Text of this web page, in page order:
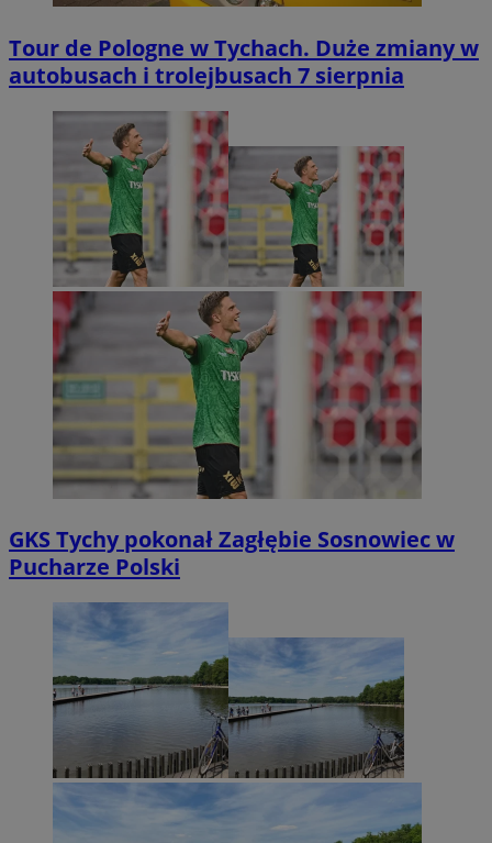
Tour de Pologne w Tychach. Duże zmiany w
autobusach i trolejbusach 7 sierpnia
GKS Tychy pokonał Zagłębie Sosnowiec w
Pucharze Polski